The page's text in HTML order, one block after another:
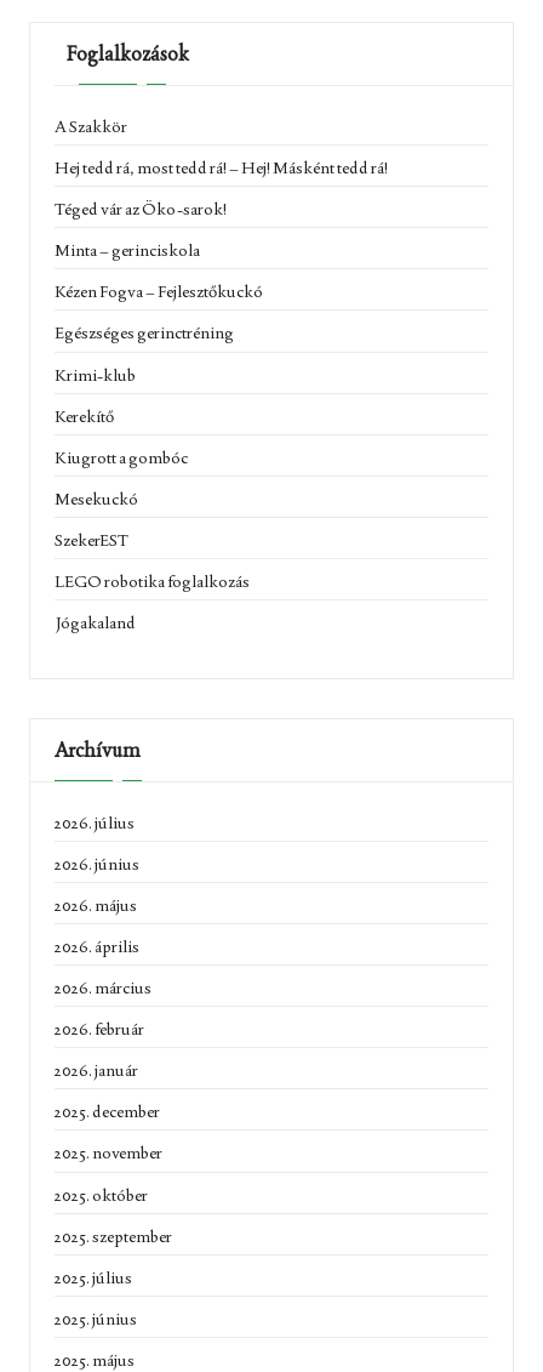
Foglalkozások
A Szakkör
Hej tedd rá, most tedd rá! – Hej! Másként tedd rá!
Téged vár az Öko-sarok!
Minta – gerinciskola
Kézen Fogva – Fejlesztőkuckó
Egészséges gerinctréning
Krimi-klub
Kerekítő
Kiugrott a gombóc
Mesekuckó
SzekerEST
LEGO robotika foglalkozás
Jógakaland
Archívum
2026. július
2026. június
2026. május
2026. április
2026. március
2026. február
2026. január
2025. december
2025. november
2025. október
2025. szeptember
2025. július
2025. június
2025. május